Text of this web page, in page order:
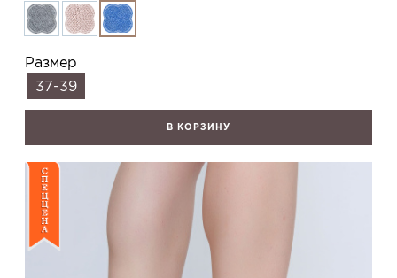
Размер
37-39
В КОРЗИНУ